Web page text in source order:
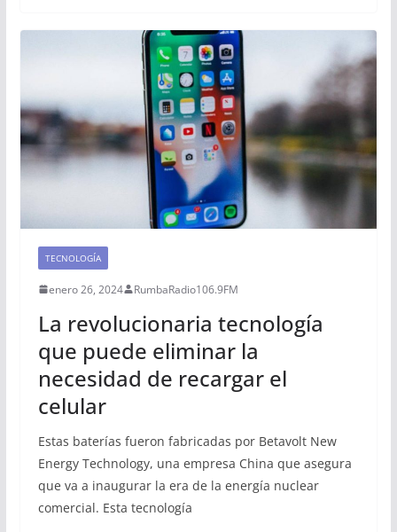
TECNOLOGÍA
enero 26, 2024 RumbaRadio106.9FM
La revolucionaria tecnología
que puede eliminar la
necesidad de recargar el
celular
Estas baterías fueron fabricadas por Betavolt New
Energy Technology, una empresa China que asegura
que va a inaugurar la era de la energía nuclear
comercial. Esta tecnología